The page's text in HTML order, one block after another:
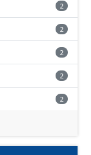
2
2
2
2
2